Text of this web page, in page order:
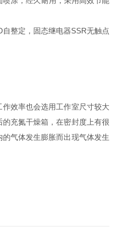
整定，固态继电器SSR无触点
效率也会选用工作室尺寸较大
充氮干燥箱，在密封度上有很
气体发生膨胀而出现气体发生